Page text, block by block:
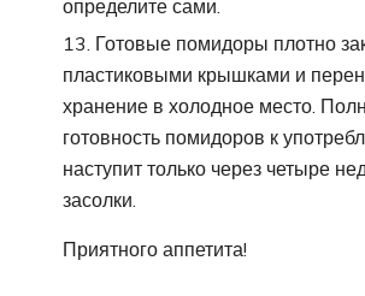
определите сами.
Готовые помидоры плотно
пластиковыми крышками и
хранение в холодное место.
готовность помидоров к
наступит только через четыре
засолки.
Приятного аппетита!